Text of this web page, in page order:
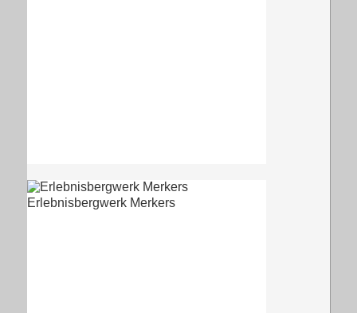
Erlebnisbergwerk Merkers